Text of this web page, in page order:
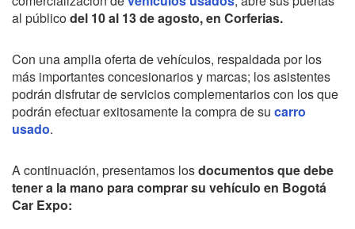
al públicodel 10 al 13 de agosto, en Corferias.
Con una amplia oferta de vehículos, respaldada por los
más importantes concesionarios y marcas; los asistentes
podrán disfrutar de servicios complementarios con los que
podrán efectuar exitosamente la compra de su carro
usado.
A continuación, presentamos losdocumentos que debe
tener a la mano para comprar su vehículo en Bogotá
Car Expo: